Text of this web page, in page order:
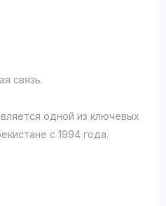
связь.
одной из ключевых
с 1994 года.